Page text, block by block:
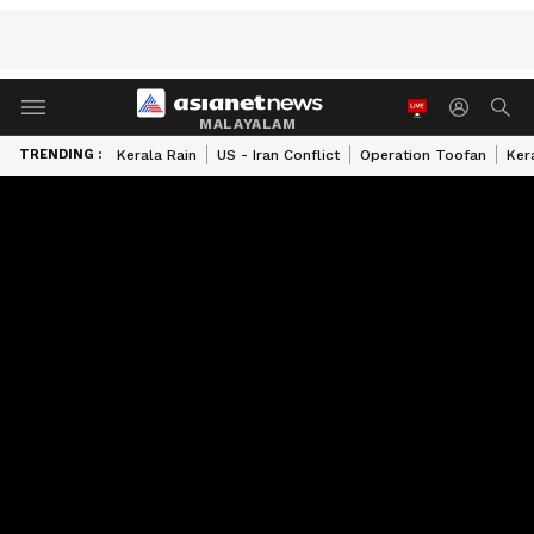
MALAYALAM
TRENDING : Kerala Rain US - Iran Conflict Operation Toofan